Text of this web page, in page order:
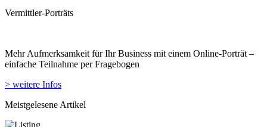
Vermittler-Porträts
Mehr Aufmerksamkeit für Ihr Business mit einem Online-Porträt –
einfache Teilnahme per Fragebogen
> weitere Infos
Meistgelesene Artikel